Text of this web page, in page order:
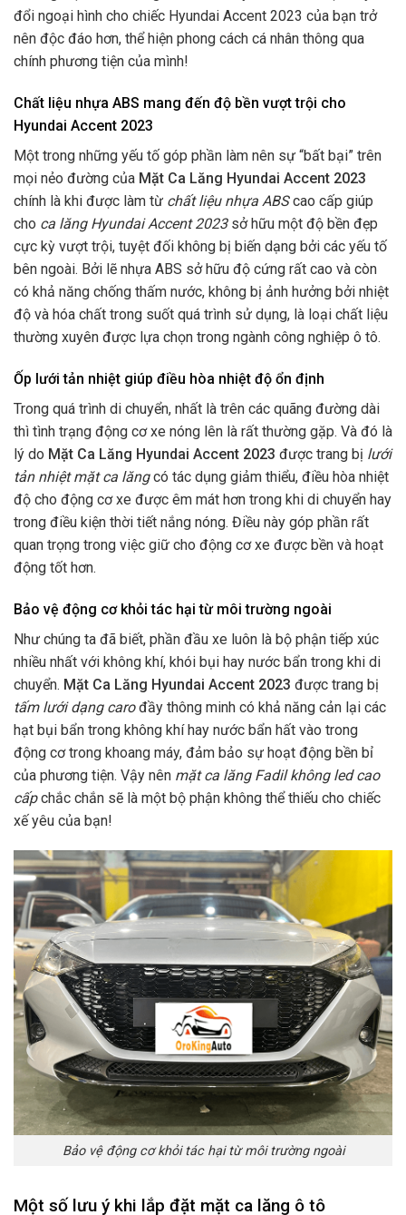
đổi ngoại hình cho chiếc Hyundai Accent 2023 của bạn trở
nên độc đáo hơn, thể hiện phong cách cá nhân thông qua
chính phương tiện của mình!
Chất liệu nhựa ABS mang đến độ bền vượt trội cho
Hyundai Accent 2023
Một trong những yếu tố góp phần làm nên sự “bất bại” trên
mọi nẻo đường của Mặt Ca Lăng Hyundai Accent 2023
chính là khi được làm từ chất liệu nhựa ABScao cấp giúp
cho ca lăng Hyundai Accent 2023 sở hữu một độ bền đẹp
cực kỳ vượt trội, tuyệt đối không bị biến dạng bởi các yếu tố
bên ngoài. Bởi lẽ nhựa ABS sở hữu độ cứng rất cao và còn
có khả năng chống thấm nước, không bị ảnh hưởng bởi nhiệt
độ và hóa chất trong suốt quá trình sử dụng, là loại chất liệu
thường xuyên được lựa chọn trong ngành công nghiệp ô tô.
Ốp lưới tản nhiệt giúp điều hòa nhiệt độ ổn định
Trong quá trình di chuyển, nhất là trên các quãng đường dài
thì tình trạng động cơ xe nóng lên là rất thường gặp. Và đó là
lý do Mặt Ca Lăng Hyundai Accent 2023 được trang bị lưới
tản nhiệt mặt ca lăngcó tác dụng giảm thiểu, điều hòa nhiệt
độ cho động cơ xe được êm mát hơn trong khi di chuyển hay
trong điều kiện thời tiết nắng nóng. Điều này góp phần rất
quan trọng trong việc giữ cho động cơ xe được bền và hoạt
động tốt hơn.
Bảo vệ động cơ khỏi tác hại từ môi trường ngoài
Như chúng ta đã biết, phần đầu xe luôn là bộ phận tiếp xúc
nhiều nhất với không khí, khói bụi hay nước bẩn trong khi di
chuyển. Mặt Ca Lăng Hyundai Accent 2023 được trang bị
tấm lưới dạng carođầy thông minh có khả năng cản lại các
hạt bụi bẩn trong không khí hay nước bẩn hất vào trong
động cơ trong khoang máy, đảm bảo sự hoạt động bền bỉ
của phương tiện. Vậy nên mặt ca lăng Fadil không led cao
cấpchắc chắn sẽ là một bộ phận không thể thiếu cho chiếc
xế yêu của bạn!
Bảo vệ động cơ khỏi tác hại từ môi trường ngoài
Một số lưu ý khi lắp đặt mặt ca lăng ô tô